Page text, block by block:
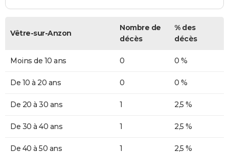
Vêtre-sur-Anzon
Nombre de
décès
% des
décès
Moins de 10 ans 0 0 %
De 10 à 20 ans 0 0 %
De 20 à 30 ans 1 2,5 %
De 30 à 40 ans 1 2,5 %
De 40 à 50 ans 1 2,5 %